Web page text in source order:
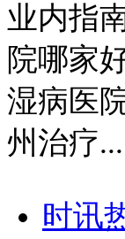
业内指
院哪家
湿病医
州治疗...
时讯